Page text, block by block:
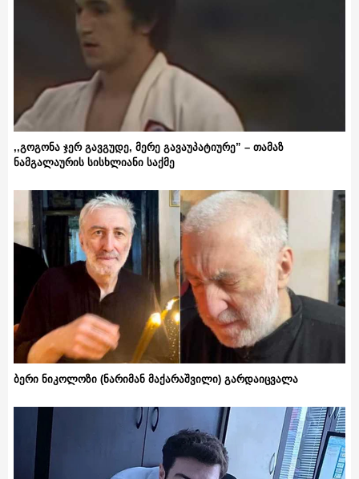
,,გოგონა ჯერ გავგუდე, მერე გავაუპატიურე” – თამაზ
ნამგალაურის სისხლიანი საქმე
ბერი ნიკოლოზი (ნარიმან მაქარაშვილი) გარდაიცვალა